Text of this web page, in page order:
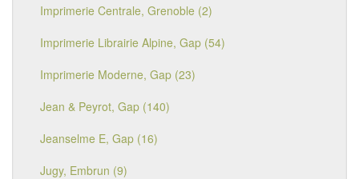
Imprimerie Centrale, Grenoble (2)
Imprimerie Librairie Alpine, Gap (54)
Imprimerie Moderne, Gap (23)
Jean & Peyrot, Gap (140)
Jeanselme E, Gap (16)
Jugy, Embrun (9)